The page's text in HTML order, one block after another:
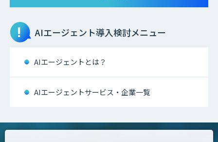
AIエージェント導入検討メニュー
AIエージェントとは？
AIエージェントサービス・企業一覧